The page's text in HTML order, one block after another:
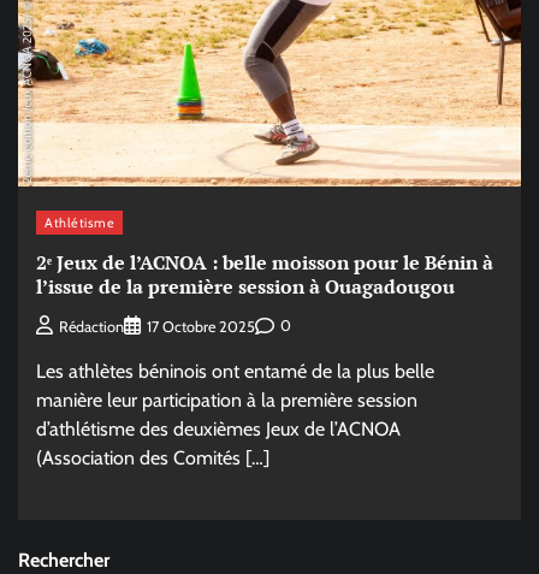
Athlétisme
2ᵉ Jeux de l’ACNOA : belle moisson pour le Bénin à
l’issue de la première session à Ouagadougou
Rédaction 17 Octobre 2025 0
Les athlètes béninois ont entamé de la plus belle
manière leur participation à la première session
d’athlétisme des deuxièmes Jeux de l’ACNOA
(Association des Comités […]
Rechercher